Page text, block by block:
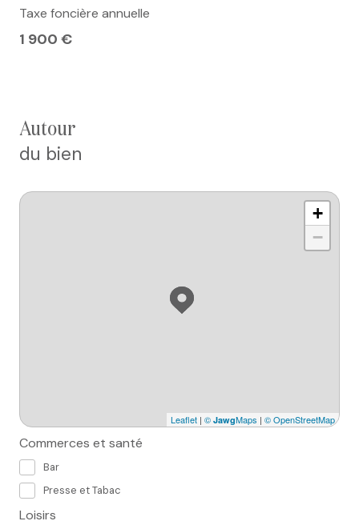
Taxe foncière annuelle
1 900 €
autour
du bien
+
−
Leaflet | © JawgMaps | © OpenStreetMap
Commerces et santé
Bar
Presse et Tabac
Loisirs